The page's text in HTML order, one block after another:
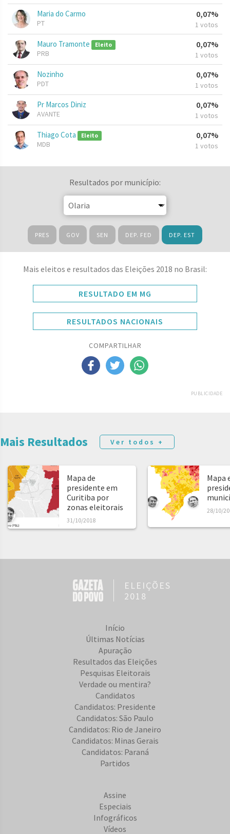
Maria do Carmo
PT
0,07%
1 votos
Mauro Tramonte Eleito
PRB
0,07%
1 votos
Nozinho
PDT
0,07%
1 votos
Pr Marcos Diniz
AVANTE
0,07%
1 votos
Thiago Cota Eleito
MDB
0,07%
1 votos
Resultados por município:
PRES GOV SEN DEP. FED DEP. EST
Mais eleitos e resultados das Eleições 2018 no Brasil:
RESULTADO EM MG
RESULTADOS NACIONAIS
COMPARTILHAR
PUBLICIDADE
Mais Resultados Ver todos +
Mapa de
presidente em
Curitiba por
zonas eleitorais
31/10/2018
Mapa
28/10/
ELEIÇÕES
2018
Início
Últimas Notícias
Apuração
Resultados das Eleições
Pesquisas Eleitorais
Verdade ou mentira?
Candidatos
Candidatos: Presidente
Candidatos: São Paulo
Candidatos: Rio de Janeiro
Candidatos: Minas Gerais
Candidatos: Paraná
Partidos
Assine
Especiais
Infográficos
Vídeos